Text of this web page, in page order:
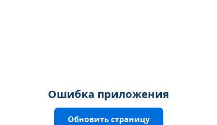
Ошибка приложения
Обновить страницу